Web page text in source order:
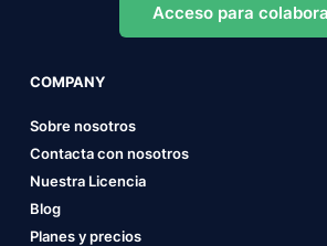
Acceso para
COMPANY
Sobre nosotros
Contacta con nosotros
Nuestra Licencia
Blog
Planes y precios